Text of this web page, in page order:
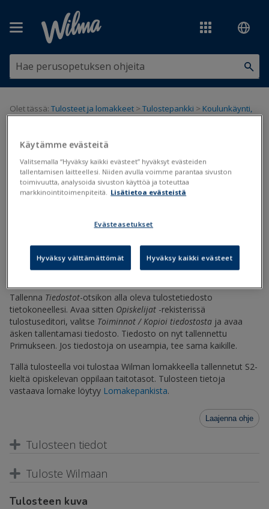
Olet tässä: Tulosteet ja lomakkeet >Tulostepankki >Koulunkäynti,
opiskelu ja oppimisen tuki>S2-kielen taitotasot (Opiskelijat)
S2-kielen taitotasot (Opiskelijat)
Päivitetty viimeksi: 25.8.2020
S2-kielen-taitotasot.tul
Tallenna Tiedostot-otsikon alla oleva tulostetiedosto
tietokoneellesi. Avaa sitten Opiskelijat -rekisterissä
tulostuseditori, valitse Toiminnot / Kopioi tiedostosta ja avaa
äsken tallentamasi tiedosto. Tiedosto on nyt tallennettu
Primukseen. Jos tiedostoja on useampia, tee sama kaikille.
Tällä tulosteella voi tulostaa Wilman lomakkeella tallennetut S2-
kieltä opiskelevan oppilaan taitotasot. Tulosteen tietoja
vastaava lomake löytyy Lomakepankista.
Laajenna ohje
Tulosteen tiedot
Tuloste Wilmaan
Tulosteen kuva
Käytämme evästeitä
Valitsemalla “Hyväksy kaikki evästeet” hyväksyt evästeiden
tallentamisen laitteellesi. Niiden avulla voimme parantaa sivuston
toimivuutta, analysoida sivuston käyttöä ja toteuttaa
markkinointitoimenpiteitä. Lisätietoa evästeistä
Evästeasetukset
Hyväksy välttämättömät Hyväksy kaikki evästeet